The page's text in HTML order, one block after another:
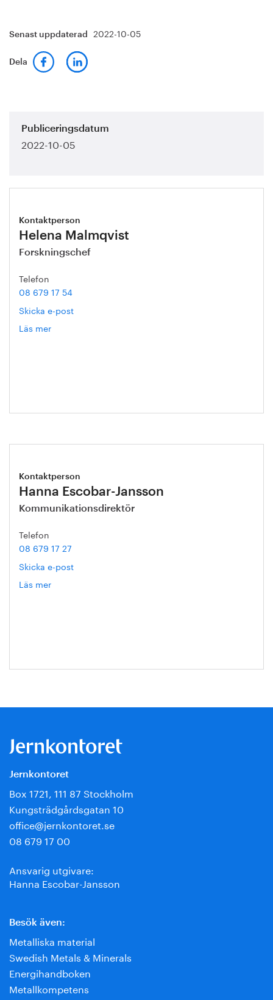
Senast uppdaterad 2022-10-05
Dela
Publiceringsdatum
2022-10-05
Kontaktperson
Helena Malmqvist
Forskningschef
Telefon
08 679 17 54
Skicka e-post
Läs mer
Kontaktperson
Hanna Escobar-Jansson
Kommunikationsdirektör
Telefon
08 679 17 27
Skicka e-post
Läs mer
Jernkontoret
Box 1721, 111 87 Stockholm
Kungsträdgårdsgatan 10
office@jernkontoret.se
08 679 17 00
Ansvarig utgivare:
Hanna Escobar-Jansson
Besök även:
Metalliska material
Swedish Metals & Minerals
Energihandboken
Metallkompetens